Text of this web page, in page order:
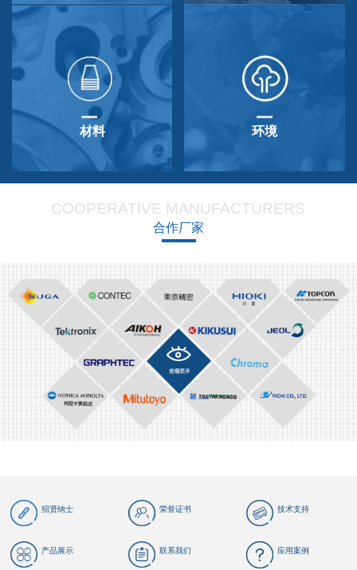
材料 环境
COOPERATIVE MANUFACTURERS
合作厂家
招贤纳士 荣誉证书 技术支持
产品展示 联系我们 应用案例